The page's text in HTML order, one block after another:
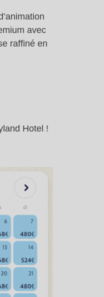
avec
raffiné en
Hotel !